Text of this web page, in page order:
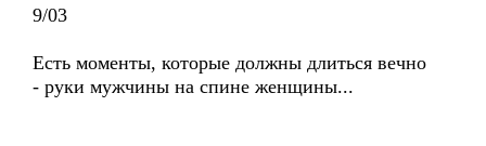
9/03
Есть моменты, которые должны длиться вечно
- руки мужчины на спине женщины...